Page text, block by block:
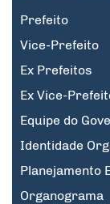
Prefeito
Vice-Prefeito
Ex Prefeitos
Ex Vice-
Equipe do
Identidade
Planejamento
Organograma